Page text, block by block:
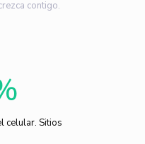
contigo.
celular. Sitios